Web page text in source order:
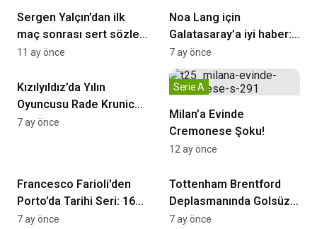
Sergen Yalçın’dan ilk
maç sonrası sert sözler:
“Bu oyun bizim
11 ay önce
Noa Lang için
Galatasaray’a iyi haber:
Ciddi sakatlık yok
7 ay önce
Kızılyıldız’da Yılın
Oyuncusu Rade Krunic
Seçildi
Fenerbahçe
7 ay önce
Milan’a Evinde
Cremonese Şoku!
Serie A
12 ay önce
Francesco Farioli’den
Porto’da Tarihi Seri: 16
Maçta 15 Galibiyet
7 ay önce
Tottenham Brentford
Deplasmanında Golsüz
Berabere Kaldı
İngiltere Premier Lig
7 ay önce